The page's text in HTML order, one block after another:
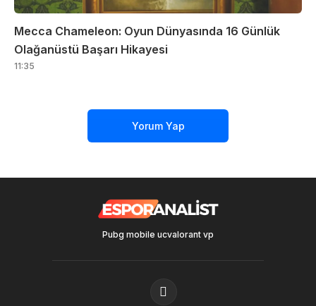
Mecca Chameleon: Oyun Dünyasında 16 Günlük
Olağanüstü Başarı Hikayesi
11:35
Yorum Yap
Pubg mobile ucvalorant vp